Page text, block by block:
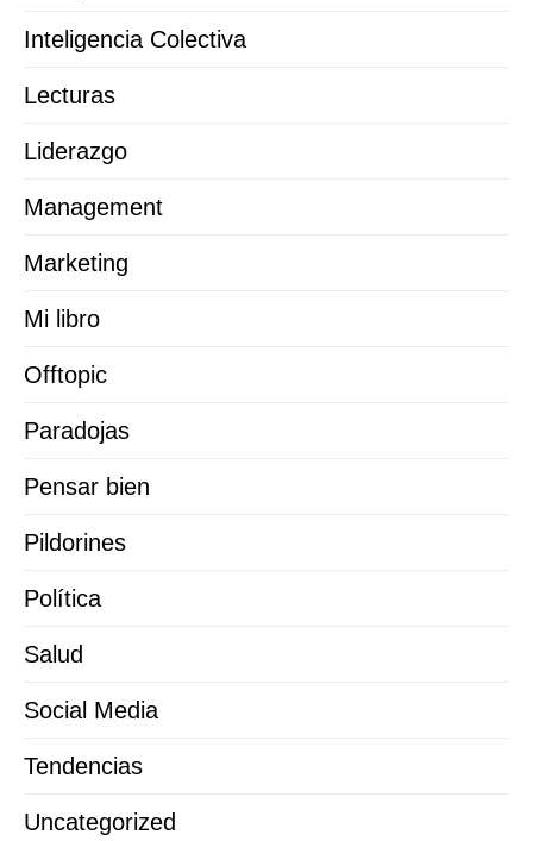
Inteligencia Colectiva
Lecturas
Liderazgo
Management
Marketing
Mi libro
Offtopic
Paradojas
Pensar bien
Pildorines
Política
Salud
Social Media
Tendencias
Uncategorized